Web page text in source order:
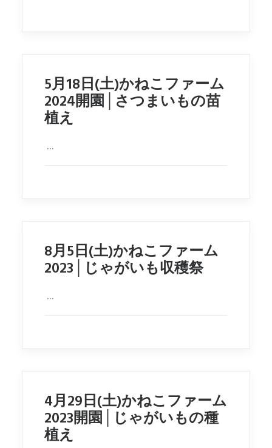
5月18日(土)かねこファーム
2024開園│さつまいもの苗
植え
...
8月5日(土)かねこファーム
2023│じゃがいも収穫祭
...
4月29日(土)かねこファーム
2023開園│じゃがいもの種
植え